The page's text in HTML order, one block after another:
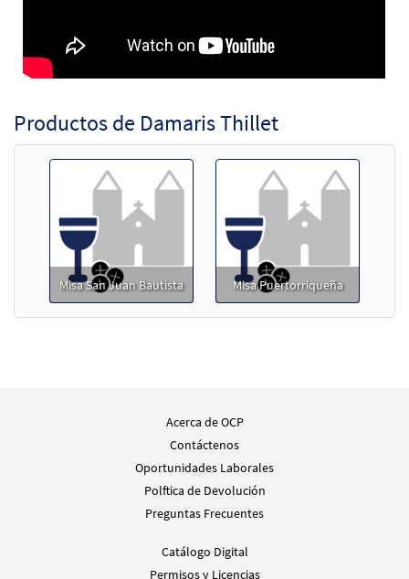
Productos de Damaris Thillet
Misa San Juan Bautista Misa Puertorriqueña
Acerca de OCP
Contáctenos
Oportunidades Laborales
Polftica de Devolución
Preguntas Frecuentes
Catálogo Digital
Permisos y Licencias